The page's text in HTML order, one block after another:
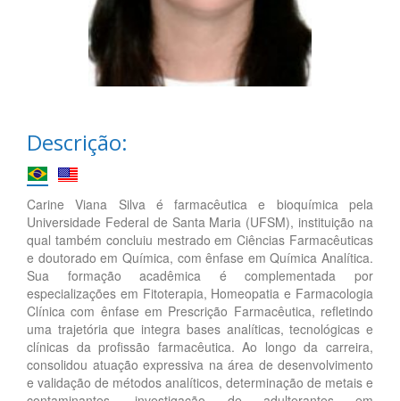
Descrição:
Carine Viana Silva é farmacêutica e bioquímica pela
Universidade Federal de Santa Maria (UFSM), instituição na
qual também concluiu mestrado em Ciências Farmacêuticas
e doutorado em Química, com ênfase em Química Analítica.
Sua formação acadêmica é complementada por
especializações em Fitoterapia, Homeopatia e Farmacologia
Clínica com ênfase em Prescrição Farmacêutica, refletindo
uma trajetória que integra bases analíticas, tecnológicas e
clínicas da profissão farmacêutica. Ao longo da carreira,
consolidou atuação expressiva na área de desenvolvimento
e validação de métodos analíticos, determinação de metais e